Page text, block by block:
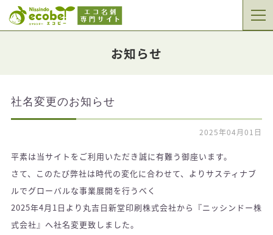
お知らせ
社名変更のお知らせ
2025年04月01日
平素は当サイトをご利用いただき誠に有難う御座います。
さて、このたび弊社は時代の変化に合わせて、よりサスティナブ
ルでグローバルな事業展開を行うべく
2025年4月1日より丸吉日新堂印刷株式会社から『ニッシンドー株
式会社』へ社名変更致しました。